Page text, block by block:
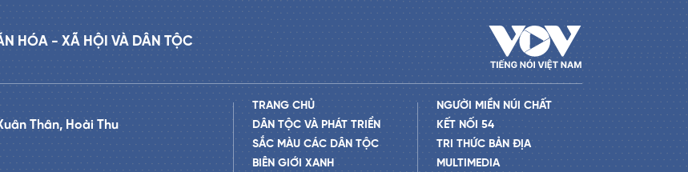
HÓA - XÃ HỘI VÀ DÂN TỘC
Thân, Hoài Thu
TRANG CHỦ
DÂN TỘC VÀ PHÁT TRIỂN
SẮC MÀU CÁC DÂN TỘC
BIÊN GIỚI XANH
NGƯỜI MIỀN NÚI CHẤT
KẾT NỐI 54
TRI THỨC BẢN ĐỊA
MULTIMEDIA